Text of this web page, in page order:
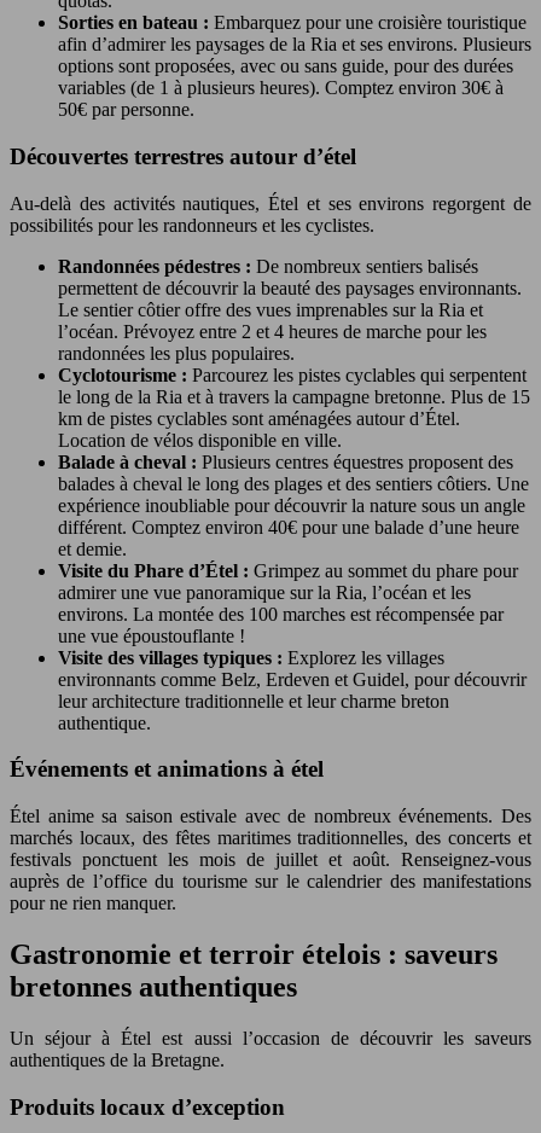
Sorties en bateau : Embarquez pour une croisière touristique
afin d’admirer les paysages de la Ria et ses environs. Plusieurs
options sont proposées, avec ou sans guide, pour des durées
variables (de 1 à plusieurs heures). Comptez environ 30€ à
50€ par personne.
Découvertes terrestres autour d’étel
Au-delà des activités nautiques, Étel et ses environs regorgent de
possibilités pour les randonneurs et les cyclistes.
Randonnées pédestres : De nombreux sentiers balisés
permettent de découvrir la beauté des paysages environnants.
Le sentier côtier offre des vues imprenables sur la Ria et
l’océan. Prévoyez entre 2 et 4 heures de marche pour les
randonnées les plus populaires.
Cyclotourisme : Parcourez les pistes cyclables qui serpentent
le long de la Ria et à travers la campagne bretonne. Plus de 15
km de pistes cyclables sont aménagées autour d’Étel.
Location de vélos disponible en ville.
Balade à cheval : Plusieurs centres équestres proposent des
balades à cheval le long des plages et des sentiers côtiers. Une
expérience inoubliable pour découvrir la nature sous un angle
différent. Comptez environ 40€ pour une balade d’une heure
et demie.
Visite du Phare d’Étel : Grimpez au sommet du phare pour
admirer une vue panoramique sur la Ria, l’océan et les
environs. La montée des 100 marches est récompensée par
une vue époustouflante !
Visite des villages typiques : Explorez les villages
environnants comme Belz, Erdeven et Guidel, pour découvrir
leur architecture traditionnelle et leur charme breton
authentique.
Événements et animations à étel
Étel anime sa saison estivale avec de nombreux événements. Des
marchés locaux, des fêtes maritimes traditionnelles, des concerts et
festivals ponctuent les mois de juillet et août. Renseignez-vous
auprès de l’office du tourisme sur le calendrier des manifestations
pour ne rien manquer.
Gastronomie et terroir ételois : saveurs
bretonnes authentiques
Un séjour à Étel est aussi l’occasion de découvrir les saveurs
authentiques de la Bretagne.
Produits locaux d’exception